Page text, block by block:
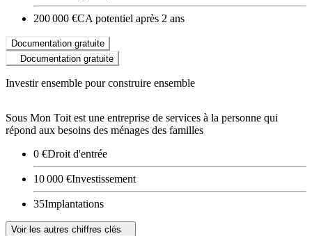
200 000 €CA potentiel après 2 ans
Documentation gratuite
Documentation gratuite
Investir ensemble pour construire ensemble
Sous Mon Toit est une entreprise de services à la personne qui
répond aux besoins des ménages des familles
0 €Droit d'entrée
10 000 €Investissement
35Implantations
Voir les autres chiffres clés